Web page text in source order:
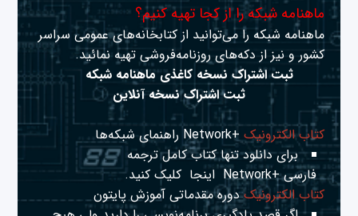
ماهنامه شبکه را از کجا تهیه کنیم؟
ماهنامه شبکه را می‌توانید از کتابخانه‌های عمومی سراسر
کشور و نیز از دکه‌های روزنامه‌فروشی تهیه نمائید.
ثبت اشتراک نسخه کاغذی ماهنامه شبکه
ثبت اشتراک نسخه آنلاین
کتاب الکترونیک+Network راهنمای شبکه‌ها
برای دانلود تنها کتاب کامل ترجمه
فارسی +Network
اینجا کلیک کنید.
کتاب الکترونیکدوره مقدماتی آموزش پایتون